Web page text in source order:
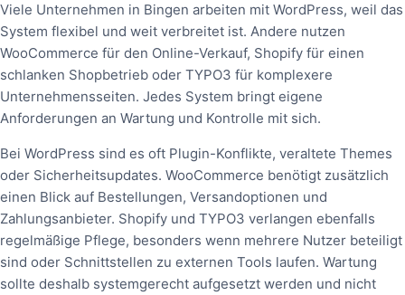
Viele Unternehmen in Bingen arbeiten mit WordPress, weil das
System flexibel und weit verbreitet ist. Andere nutzen
WooCommerce für den Online-Verkauf, Shopify für einen
schlanken Shopbetrieb oder TYPO3 für komplexere
Unternehmensseiten. Jedes System bringt eigene
Anforderungen an Wartung und Kontrolle mit sich.
Bei WordPress sind es oft Plugin-Konflikte, veraltete Themes
oder Sicherheitsupdates. WooCommerce benötigt zusätzlich
einen Blick auf Bestellungen, Versandoptionen und
Zahlungsanbieter. Shopify und TYPO3 verlangen ebenfalls
regelmäßige Pflege, besonders wenn mehrere Nutzer beteiligt
sind oder Schnittstellen zu externen Tools laufen. Wartung
sollte deshalb systemgerecht aufgesetzt werden und nicht